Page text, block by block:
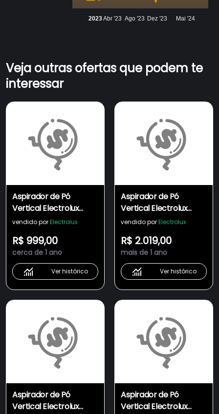
2023Abr '23 Ago '23 Dez '23 Mai '24
Veja outras ofertas que podem te
interessar
Aspirador de Pó
Vertical Electrolux
Ergorapido 2 em 1
(ERG27) - até 45 min
Filtro HEPA Função
BrushRoll 420ml
vendido porElectrolux
R$ 999,00
cerca de 1 ano
Ver histórico
Aspirador de Pó
Vertical Electrolux
Ergorapido 2 em 1 Chilli
- até 45 min Filtro
HEPA Função
BrushRollClean 420ml
vendido porElectrolux
R$ 2.019,00
mais de 1 ano
Ver histórico
Aspirador de Pó
Vertical Electrolux
Aspirador de Pó
Vertical Electrolux